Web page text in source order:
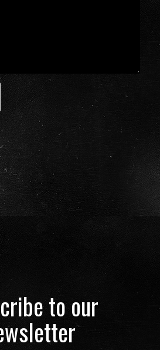
to our